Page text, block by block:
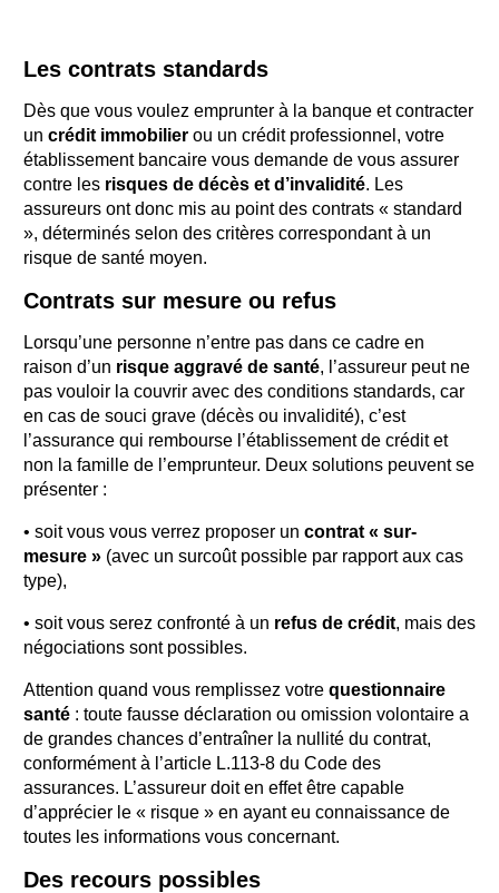
Les contrats standards
Dès que vous voulez emprunter à la banque et contracter
un crédit immobilier ou un crédit professionnel, votre
établissement bancaire vous demande de vous assurer
contre les risques de décès et d’invalidité. Les
assureurs ont donc mis au point des contrats « standard
», déterminés selon des critères correspondant à un
risque de santé moyen.
Contrats sur mesure ou refus
Lorsqu’une personne n’entre pas dans ce cadre en
raison d’un risque aggravé de santé, l’assureur peut ne
pas vouloir la couvrir avec des conditions standards, car
en cas de souci grave (décès ou invalidité), c’est
l’assurance qui rembourse l’établissement de crédit et
non la famille de l’emprunteur. Deux solutions peuvent se
présenter :
• soit vous vous verrez proposer un contrat « sur-
mesure » (avec un surcoût possible par rapport aux cas
type),
• soit vous serez confronté à un refus de crédit, mais des
négociations sont possibles.
Attention quand vous remplissez votre questionnaire
santé : toute fausse déclaration ou omission volontaire a
de grandes chances d’entraîner la nullité du contrat,
conformément à l’article L.113-8 du Code des
assurances. L’assureur doit en effet être capable
d’apprécier le « risque » en ayant eu connaissance de
toutes les informations vous concernant.
Des recours possibles